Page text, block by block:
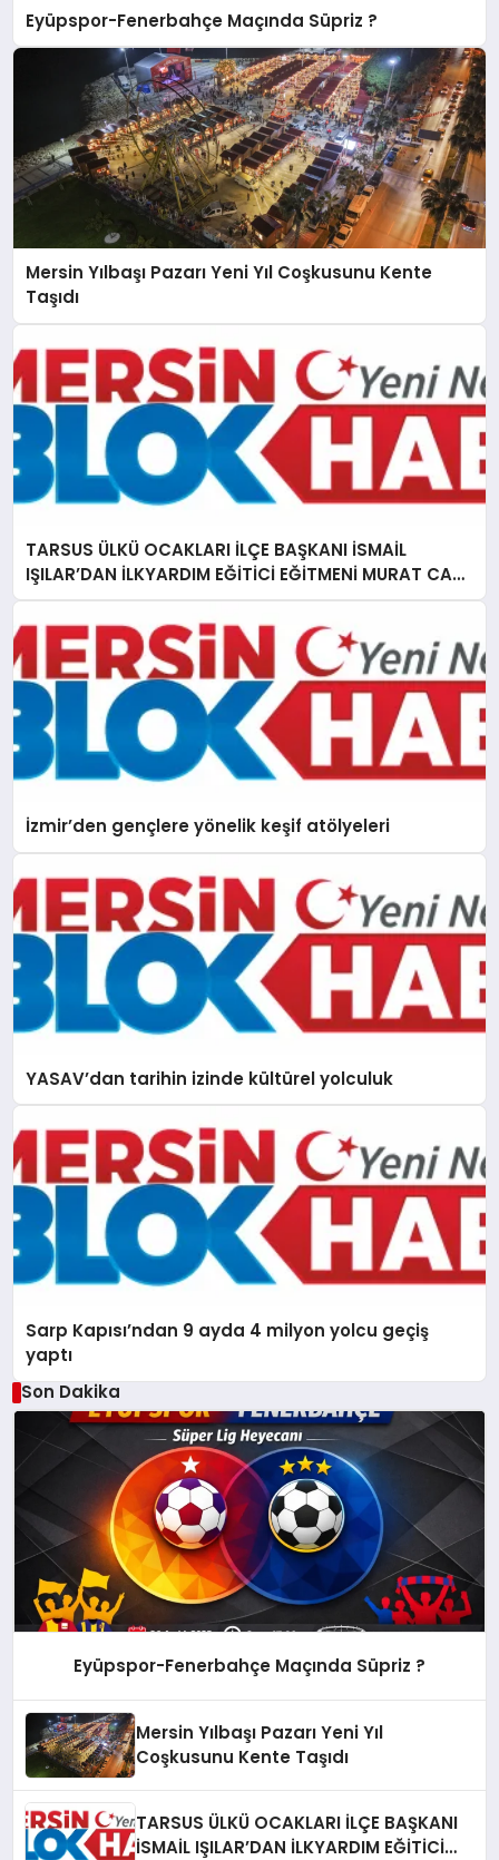
Eyüpspor-Fenerbahçe Maçında Süpriz ?
Mersin Yılbaşı Pazarı Yeni Yıl Coşkusunu Kente
Taşıdı
TARSUS ÜLKÜ OCAKLARI İLÇE BAŞKANI İSMAİL
IŞILAR’DAN İLKYARDIM EĞİTİCİ EĞİTMENİ MURAT CAN
FİDAN’A ZİYARET
İzmir’den gençlere yönelik keşif atölyeleri
YASAV’dan tarihin izinde kültürel yolculuk
Sarp Kapısı’ndan 9 ayda 4 milyon yolcu geçiş
yaptı
Son Dakika
Eyüpspor-Fenerbahçe Maçında Süpriz ?
Mersin Yılbaşı Pazarı Yeni Yıl
Coşkusunu Kente Taşıdı
TARSUS ÜLKÜ OCAKLARI İLÇE BAŞKANI
İSMAİL IŞILAR’DAN İLKYARDIM EĞİTİCİ